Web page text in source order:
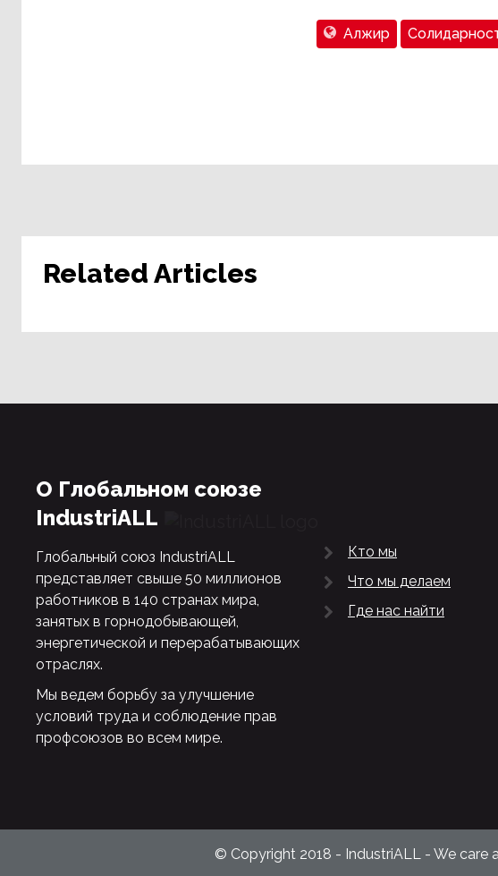
Алжир
Related Articles
О Глобальном союзе
IndustriALL
Глобальный союз IndustriALL
представляет свыше 50 миллионов
работников в 140 странах мира,
занятых в горнодобывающей,
энергетической и перерабатывающих
отраслях.
Мы ведем борьбу за улучшение
условий труда и соблюдение прав
профсоюзов во всем мире.
Кто мы
Что мы делаем
Где нас найти
© Copyright 2018 - IndustriALL - We care